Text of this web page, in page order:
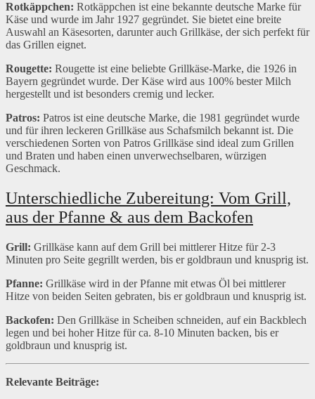
Rotkäppchen: Rotkäppchen ist eine bekannte deutsche Marke für
Käse und wurde im Jahr 1927 gegründet. Sie bietet eine breite
Auswahl an Käsesorten, darunter auch Grillkäse, der sich perfekt für
das Grillen eignet.
Rougette: Rougette ist eine beliebte Grillkäse-Marke, die 1926 in
Bayern gegründet wurde. Der Käse wird aus 100% bester Milch
hergestellt und ist besonders cremig und lecker.
Patros: Patros ist eine deutsche Marke, die 1981 gegründet wurde
und für ihren leckeren Grillkäse aus Schafsmilch bekannt ist. Die
verschiedenen Sorten von Patros Grillkäse sind ideal zum Grillen
und Braten und haben einen unverwechselbaren, würzigen
Geschmack.
Unterschiedliche Zubereitung: Vom Grill,
aus der Pfanne & aus dem Backofen
Grill: Grillkäse kann auf dem Grill bei mittlerer Hitze für 2-3
Minuten pro Seite gegrillt werden, bis er goldbraun und knusprig ist.
Pfanne: Grillkäse wird in der Pfanne mit etwas Öl bei mittlerer
Hitze von beiden Seiten gebraten, bis er goldbraun und knusprig ist.
Backofen: Den Grillkäse in Scheiben schneiden, auf ein Backblech
legen und bei hoher Hitze für ca. 8-10 Minuten backen, bis er
goldbraun und knusprig ist.
Relevante Beiträge: